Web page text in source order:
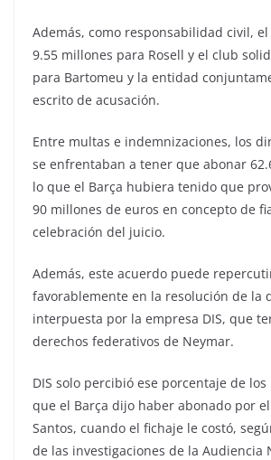
Además, como responsabilidad civil,
9.55 millones para Rosell y el club
para Bartomeu y la entidad
escrito de acusación.
Entre multas e indemnizaciones, los
se enfrentaban a tener que abonar
lo que el Barça hubiera tenido que
90 millones de euros en concepto de
celebración del juicio.
Además, este acuerdo puede
favorablemente en la resolución de la
interpuesta por la empresa DIS, que
derechos federativos de Neymar.
DIS solo percibió ese porcentaje de
que el Barça dijo haber abonado por
Santos, cuando el fichaje le costó,
de las investigaciones de la Audiencia